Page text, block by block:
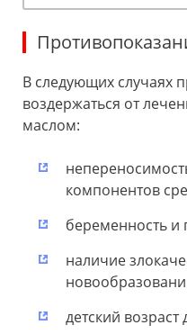
В следующих случаях
воздержаться от
маслом:
компонентов
беременность и
наличие
детский возраст